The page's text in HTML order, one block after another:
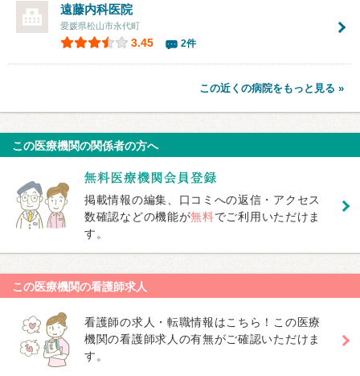
遠藤内科医院
愛媛県松山市永代町
3.45 2件
この近くの病院をもっと見る »
この医療機関の関係者の方へ
掲載情報の編集、口コミへの返信・アクセス
数確認などの機能が無料でご利用いただけま
す。
この医療機関の看護師求人
看護師の求人・転職情報はこちら！この医療
機関の看護師求人の有無がご確認いただけま
す。